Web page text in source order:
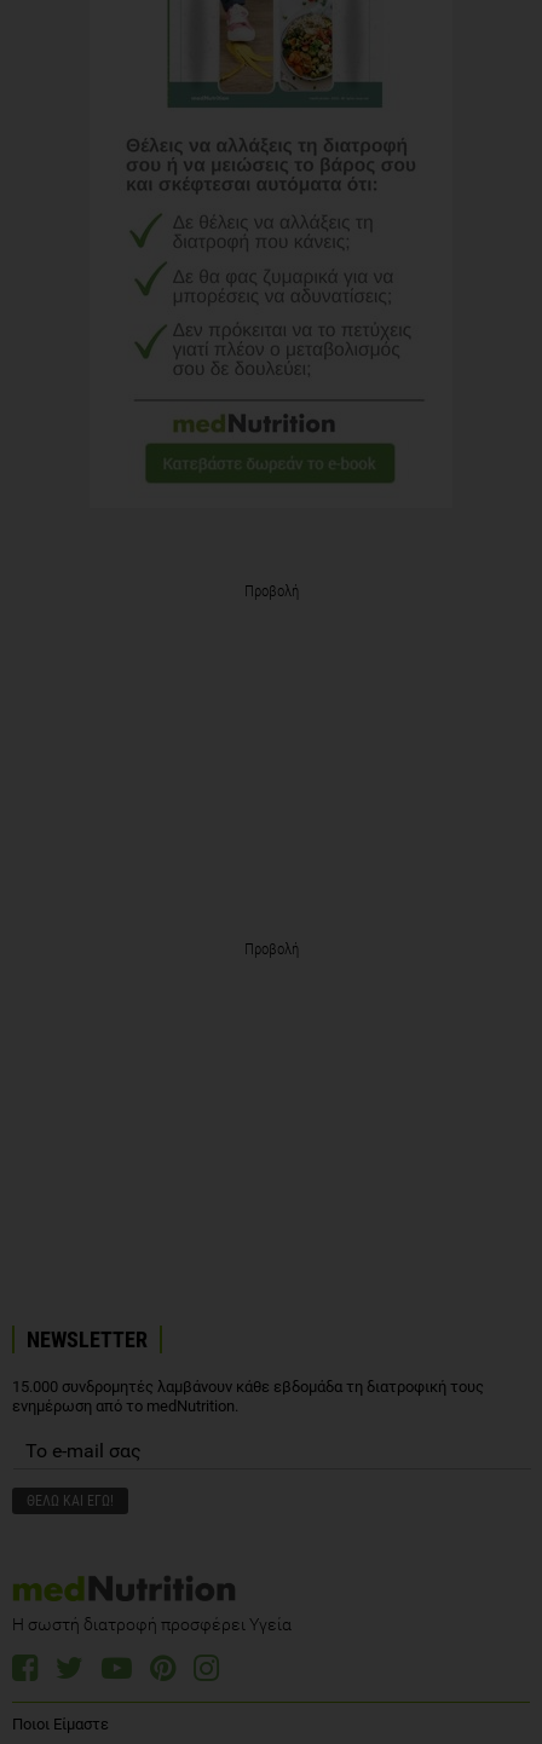
Προβολή
Προβολή
NEWSLETTER
15.000 συνδρομητές λαμβάνουν κάθε εβδομάδα τη διατροφική τους
ενημέρωση από το medNutrition.
Η σωστή διατροφή προσφέρει Υγεία
Ποιοι Είμαστε